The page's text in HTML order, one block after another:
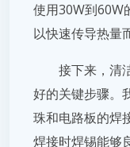
使用30W到60W
以快速传导热量
接下来，清
好的关键步骤。
珠和电路板的焊
焊接时焊锡能够